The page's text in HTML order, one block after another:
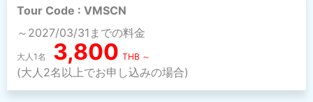
Tour Code : VMSCN
～2027/03/31までの料金
大人1名 3,800 THB ～
(大人2名以上でお申し込みの場合)